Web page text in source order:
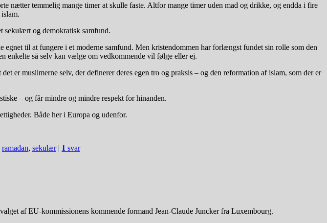
nætter temmelig mange timer at skulle faste. Altfor mange timer uden mad og drikke, og endda i fire
sekulært og demokratisk samfund.
til at fungere i et moderne samfund. Men kristendommen har forlængst fundet sin rolle som den
enkelte så selv kan vælge om vedkommende vil følge eller ej.
er muslimerne selv, der definerer deres egen tro og praksis – og den reformation af islam, som der er
– og får mindre og mindre respekt for hinanden.
Både her i Europa og udenfor.
ramadan, sekulær | 1 svar
af EU-kommissionens kommende formand Jean-Claude Juncker fra Luxembourg.